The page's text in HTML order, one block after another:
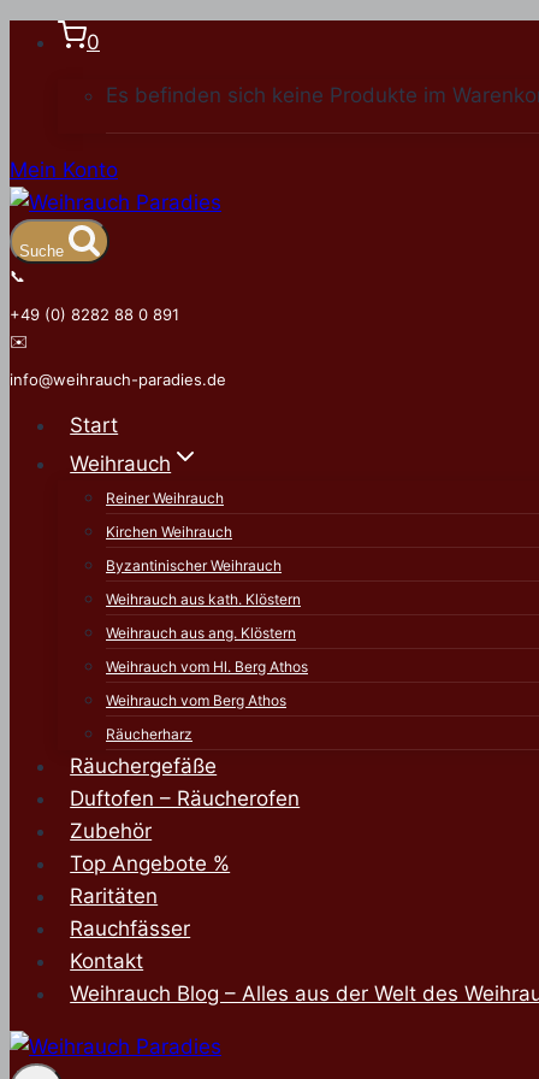
Zum
springen
0
Es befinden sich keine Produkte im
Mein Konto
Suche
📞
+49 (0) 8282 88 0 891
✉️
info@weihrauch-paradies.de
Start
Weihrauch
Reiner Weihrauch
Kirchen Weihrauch
Byzantinischer Weihrauch
Weihrauch aus kath. Klöstern
Weihrauch aus ang. Klöstern
Weihrauch vom Hl. Berg Athos
Weihrauch vom Berg Athos
Räucherharz
Räuchergefäße
Duftofen – Räucherofen
Zubehör
Top Angebote %
Raritäten
Rauchfässer
Kontakt
Weihrauch Blog – Alles aus der Welt des